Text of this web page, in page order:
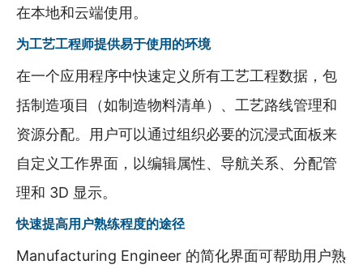
在本地和云端使用。
为工艺工程师提供易于使用的环境
在一个应用程序中快速定义所有工艺工程数据，包
括制造项目（如制造物料清单）、工艺路线管理和
资源分配。用户可以通过组织必要的沉浸式面板来
自定义工作界面，以编辑属性、导航关系、分配管
理和 3D 显示。
快速提高用户熟练程度的途径
Manufacturing Engineer 的简化界面可帮助用户熟